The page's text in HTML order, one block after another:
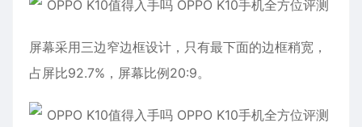
屏幕采用三边窄边框设计，只有最下面的边框稍宽，
占屏比92.7%，屏幕比例20:9。